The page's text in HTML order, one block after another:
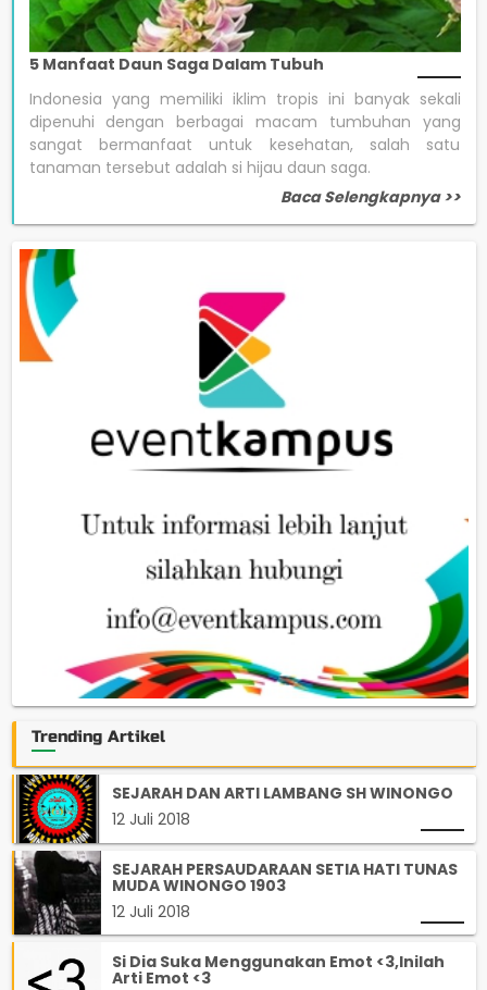
5 Manfaat Daun Saga Dalam Tubuh
Indonesia yang memiliki iklim tropis ini banyak sekali
dipenuhi dengan berbagai macam tumbuhan yang
sangat bermanfaat untuk kesehatan, salah satu
tanaman tersebut adalah si hijau daun saga.
Baca Selengkapnya >>
Trending Artikel
SEJARAH DAN ARTI LAMBANG SH WINONGO
12 Juli 2018
SEJARAH PERSAUDARAAN SETIA HATI TUNAS
MUDA WINONGO 1903
12 Juli 2018
Si Dia Suka Menggunakan Emot <3,Inilah
Arti Emot <3